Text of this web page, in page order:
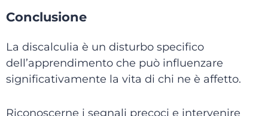
Conclusione
La discalculia è un disturbo specifico
dell’apprendimento che può influenzare
significativamente la vita di chi ne è affetto.
Riconoscerne i segnali precoci e intervenire